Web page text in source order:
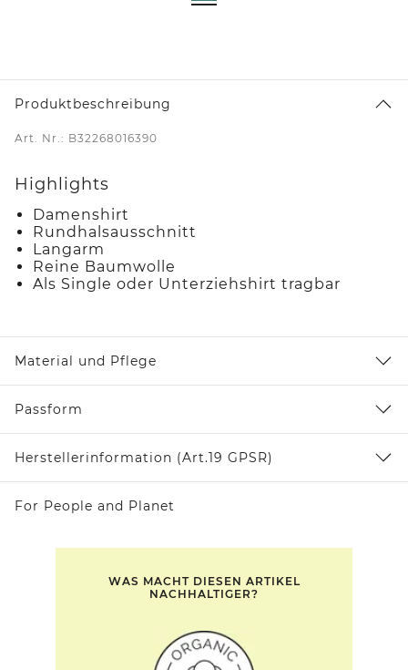
Produktbeschreibung
Art. Nr.: B32268016390
Highlights
Damenshirt
Rundhalsausschnitt
Langarm
Reine Baumwolle
Als Single oder Unterziehshirt tragbar
Material und Pflege
Passform
Herstellerinformation (Art.19 GPSR)
For People and Planet
WAS MACHT DIESEN ARTIKEL
NACHHALTIGER?